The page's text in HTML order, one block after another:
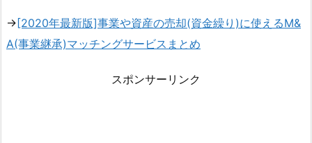
→ [2020年最新版]事業や資産の売却(資金繰り)に使えるM&
A(事業継承)マッチングサービスまとめ
スポンサーリンク